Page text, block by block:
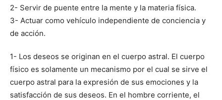
2- Servir de puente entre la mente y la materia física.
3- Actuar como vehículo independiente de conciencia y
de acción.
1- Los deseos se originan en el cuerpo astral. El cuerpo
físico es solamente un mecanismo por el cual se sirve el
cuerpo astral para la expresión de sus emociones y la
satisfacción de sus deseos. En el hombre corriente, el